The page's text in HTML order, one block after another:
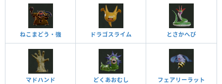
ねこまどう・強 ドラゴスライム とさかへび
マドハンド どくあおむし フェアリーラット